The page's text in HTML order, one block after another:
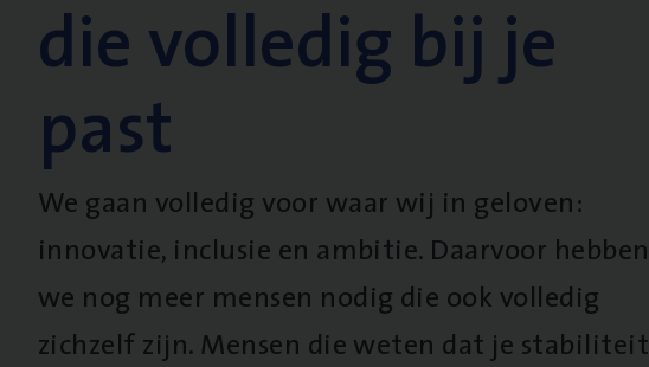
die volledig bij je
past
We gaan volledig voor waar wij in geloven:
innovatie, inclusie en ambitie. Daarvoor hebben
we nog meer mensen nodig die ook volledig
zichzelf zijn. Mensen die weten dat je stabiliteit